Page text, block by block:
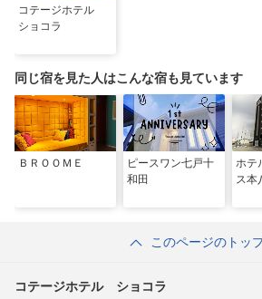
コテージホテル
ショコラ
同じ宿を見た人はこんな宿も見ています
ＢＲＯＯＭＥ
ピースワン七戸十
和田
ホテ
ス本
このページのトッ
コテージホテル ショコラ